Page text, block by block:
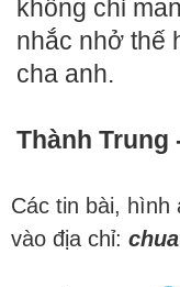
không chỉ
nhắc nhở thế
cha anh.
Thành Trung
Các tin bài,
vào địa chỉ: